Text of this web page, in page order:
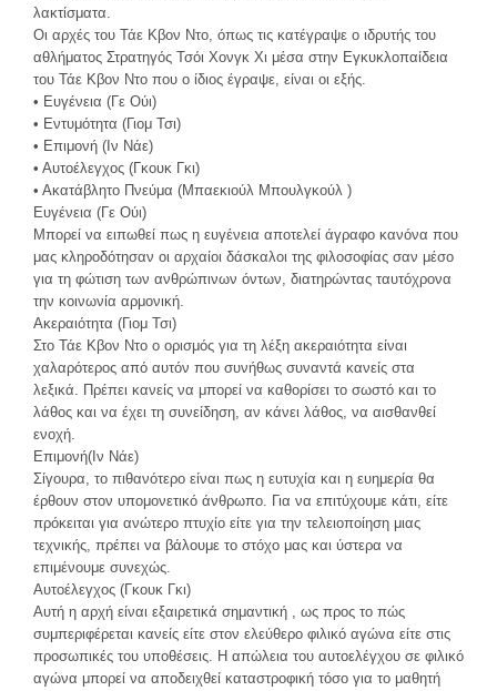
λακτίσματα.
Οι αρχές του Τάε Κβον Ντο, όπως τις κατέγραψε ο ιδρυτής του
αθλήματος Στρατηγός Τσόι Χονγκ Χι μέσα στην Εγκυκλοπαίδεια
του Τάε Κβον Ντο που ο ίδιος έγραψε, είναι οι εξής.
• Ευγένεια (Γε Ούι)
• Εντυμότητα (Γιομ Τσι)
• Επιμονή (Ιν Νάε)
• Αυτοέλεγχος (Γκουκ Γκι)
• Ακατάβλητο Πνεύμα (Μπαεκιούλ Μπουλγκούλ )
Ευγένεια (Γε Ούι)
Μπορεί να ειπωθεί πως η ευγένεια αποτελεί άγραφο κανόνα που
μας κληροδότησαν οι αρχαίοι δάσκαλοι της φιλοσοφίας σαν μέσο
για τη φώτιση των ανθρώπινων όντων, διατηρώντας ταυτόχρονα
την κοινωνία αρμονική.
Ακεραιότητα (Γιομ Τσι)
Στο Τάε Κβον Ντο ο ορισμός για τη λέξη ακεραιότητα είναι
χαλαρότερος από αυτόν που συνήθως συναντά κανείς στα
λεξικά. Πρέπει κανείς να μπορεί να καθορίσει το σωστό και το
λάθος και να έχει τη συνείδηση, αν κάνει λάθος, να αισθανθεί
ενοχή.
Επιμονή(Ιν Νάε)
Σίγουρα, το πιθανότερο είναι πως η ευτυχία και η ευημερία θα
έρθουν στον υπομονετικό άνθρωπο. Για να επιτύχουμε κάτι, είτε
πρόκειται για ανώτερο πτυχίο είτε για την τελειοποίηση μιας
τεχνικής, πρέπει να βάλουμε το στόχο μας και ύστερα να
επιμένουμε συνεχώς.
Αυτοέλεγχος (Γκουκ Γκι)
Αυτή η αρχή είναι εξαιρετικά σημαντική , ως προς το πώς
συμπεριφέρεται κανείς είτε στον ελεύθερο φιλικό αγώνα είτε στις
προσωπικές του υποθέσεις. Η απώλεια του αυτοελέγχου σε φιλικό
αγώνα μπορεί να αποδειχθεί καταστροφική τόσο για το μαθητή